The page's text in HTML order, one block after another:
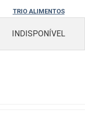
TRIO ALIMENTOS
INDISPONÍVEL